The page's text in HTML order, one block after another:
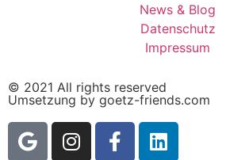
News & Blog
Datenschutz
Impressum
© 2021 All rights reserved
Umsetzung by goetz-friends.com